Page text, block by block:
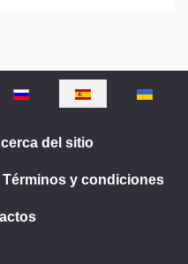
del sitio
Términos y condiciones